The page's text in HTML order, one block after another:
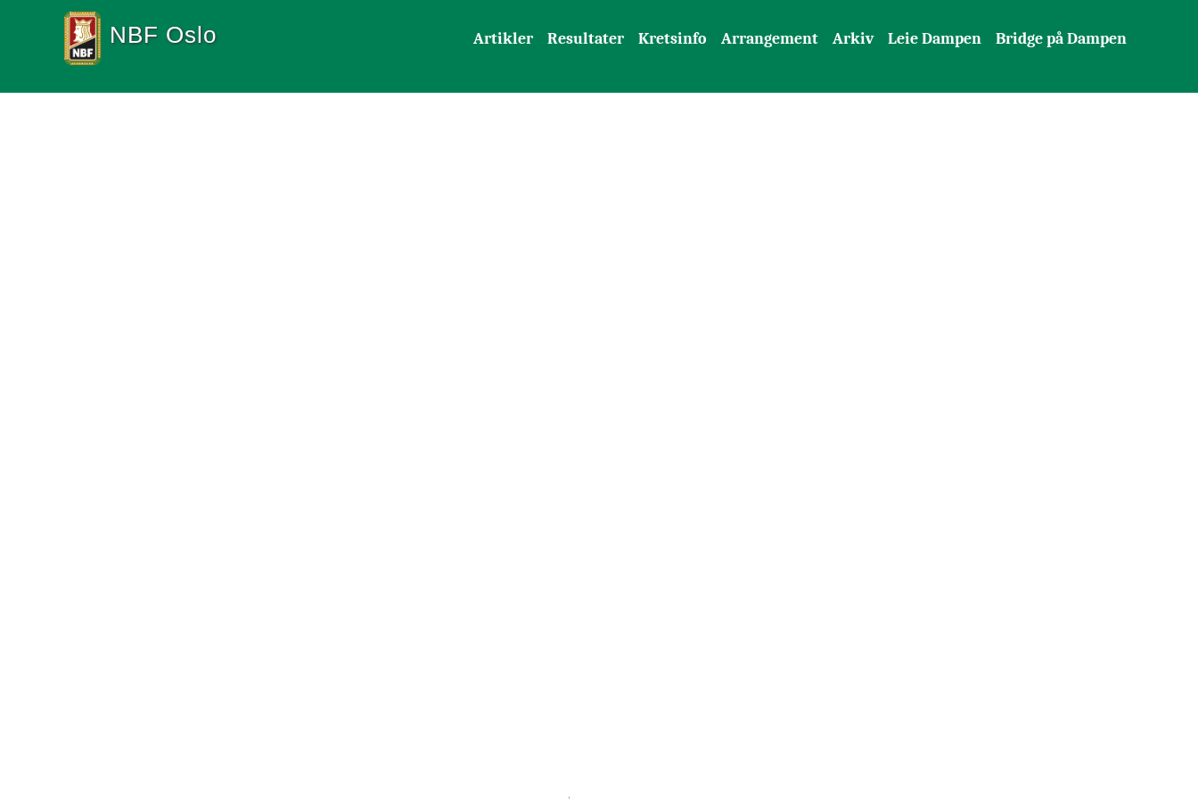
NBF Oslo Artikler Resultater Kretsinfo Arrangement Arkiv Leie Dampen Bridge på Dampen